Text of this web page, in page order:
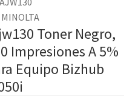
Toner Negro,
Impresiones A 5%
Equipo Bizhub